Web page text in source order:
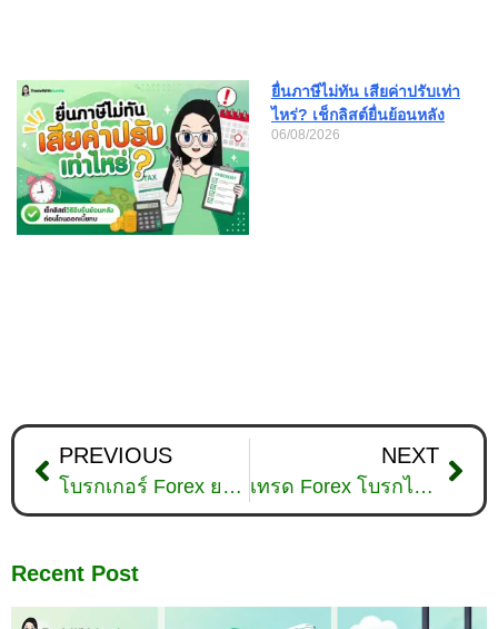
ยื่นภาษีไม่ทัน เสียค่าปรับเท่า
ไหร่? เช็กลิสต์ยื่นย้อนหลัง
06/08/2026
PREVIOUS
โบรกเกอร์ Forex ยอดนิยม ปี 2026 โดดเด่นด้านไหนบ้าง?
NEXT
เทรด Forex โบรกไหนดี อัปเดตการจัดอันดับทุก Rank 2026
Recent Post